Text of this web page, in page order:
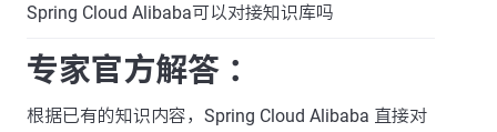
Spring Cloud Alibaba可以对接知识库吗
专家官方解答 ：
根据已有的知识内容，Spring Cloud Alibaba 直接对